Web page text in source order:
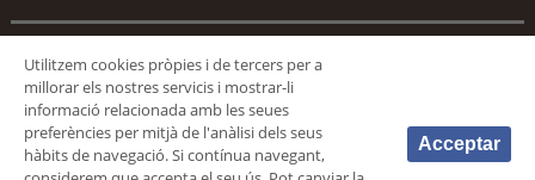
Utilitzem cookies pròpies i de tercers per a
millorar els nostres servicis i mostrar-li
informació relacionada amb les seues
preferències per mitjà de l'anàlisi dels seus
hàbits de navegació. Si contínua navegant,
Acceptar